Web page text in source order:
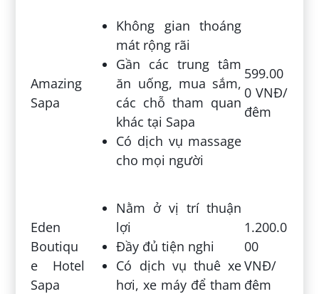
Amazing
Sapa
Không gian thoáng
mát rộng rãi
Gần các trung tâm
ăn uống, mua sắm,
các chỗ tham quan
khác tại Sapa
Có dịch vụ massage
cho mọi người
599.00
0 VNĐ/
đêm
Eden
Boutiqu
e Hotel
Sapa
Nằm ở vị trí thuận
lợi
Đầy đủ tiện nghi
Có dịch vụ thuê xe
hơi, xe máy để tham
1.200.0
00
VNĐ/
đêm